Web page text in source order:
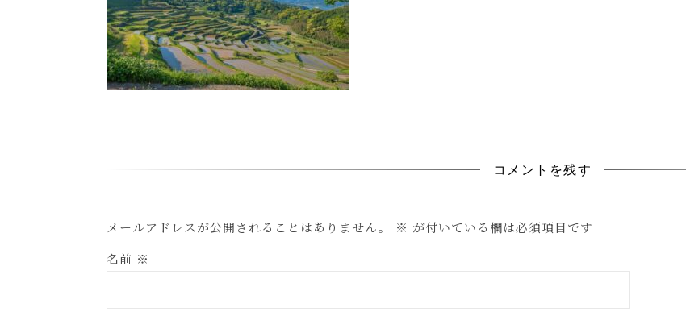
コメントを残す
メールアドレスが公開されることはありません。 ※ が付いている欄は必須項目です
名前 ※